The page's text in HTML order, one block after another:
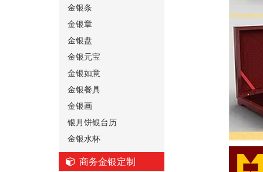
金银条
金银章
金银盘
金银元宝
金银如意
金银餐具
金银画
银月饼银台历
金银水杯
商务金银定制